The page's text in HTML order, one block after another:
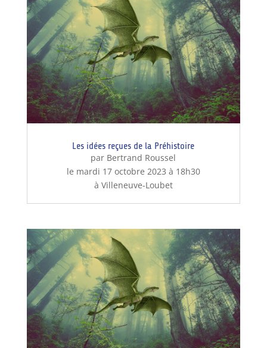
Les idées reçues de la Préhistoire
par Bertrand Roussel
le mardi 17 octobre 2023 à 18h30
à Villeneuve-Loubet